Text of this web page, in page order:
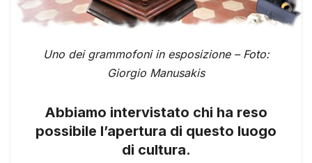
Uno dei grammofoni in esposizione – Foto:
Giorgio Manusakis
Abbiamo intervistato chi ha reso
possibile l’apertura di questo luogo
di cultura.